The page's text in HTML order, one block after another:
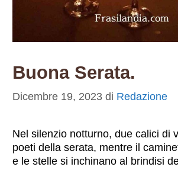
Buona Serata.
Dicembre 19, 2023 di Redazione
Nel silenzio notturno, due calici di
poeti della serata, mentre il
e le stelle si inchinano al brindisi